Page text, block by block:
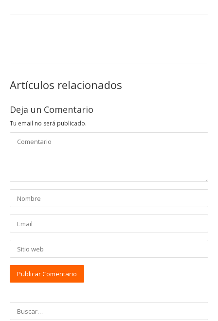
Artículos relacionados
Deja un Comentario
Tu email no será publicado.